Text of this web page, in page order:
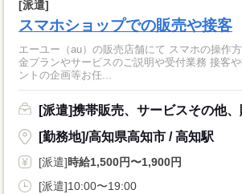
[派遣]
スマホショップでの販売や接客
エーユー（au）の販売店舗にて スマホの操作
金プランやサービスのご説明や受付業務 接客
ントの企画等お任...
[派遣]携帯販売、サービスその他
[勤務地]/高知県高知市 / 高知駅
[派遣]時給1,500円〜1,900円
[派遣]10:00〜19:00